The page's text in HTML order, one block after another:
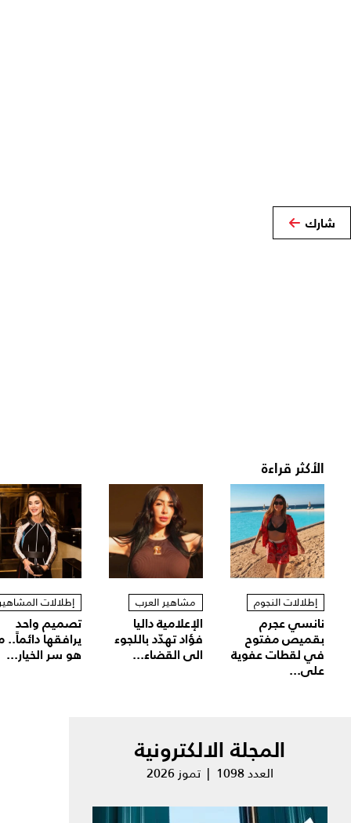
شارك
الأكثر قراءة
إطلالات النجوم
نانسي عجرم
بقميص مفتوح
في لقطات عفوية
على...
مشاهير العرب
الإعلامية داليا
فؤاد تهدّد باللجوء
الى القضاء...
إطلالات
تصميم واحد
يرافقها دائماً..
هو سر الخيار...
المجلة الالكترونية
العدد 1098 | تموز 2026